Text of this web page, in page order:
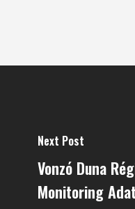
Next Post
Vonzó Duna
Monitoring